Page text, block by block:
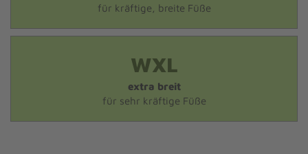
für kräftige, breite Füße
WXL
extra breit
für sehr kräftige Füße